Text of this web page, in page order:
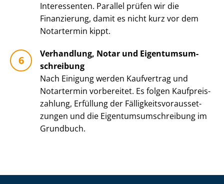
Interessenten. Parallel prüfen wir die
Finanzierung, damit es nicht kurz vor dem
Notartermin kippt.
Verhandlung, Notar und Ei­gen­tums­um­
schrei­bung
Nach Einigung werden Kaufvertrag und
Notartermin vorbereitet. Es folgen Kauf­preis­
zah­lung, Erfüllung der Fäl­lig­keits­vor­aus­set­
zun­gen und die Ei­gen­tums­um­schrei­bung im
Grundbuch.